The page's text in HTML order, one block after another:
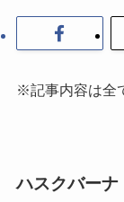
※記事内容は全
ハスクバーナ